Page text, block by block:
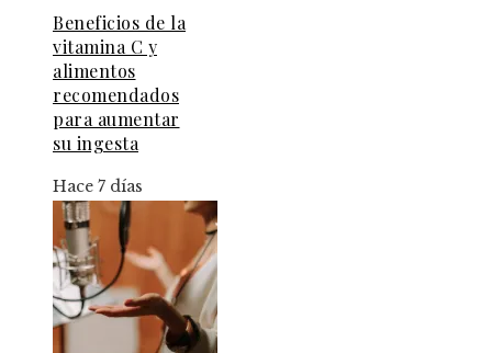
Beneficios de la
vitamina C y
alimentos
recomendados
para aumentar
su ingesta
Hace 7 días